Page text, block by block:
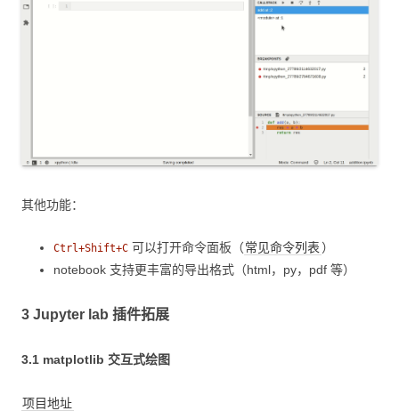
其他功能：
Ctrl+Shift+C 可以打开命令面板（常见命令列表 ）
notebook 支持更丰富的导出格式（html，py，pdf 等）
3 Jupyter lab 插件拓展
3.1 matplotlib 交互式绘图
项目地址